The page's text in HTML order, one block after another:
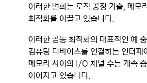
이러한 변화는 로직 공정 기술, 메모
최적화를 이끌고 있습니다.
이러한 공동 최적화의 대표적인 예
컴퓨팅 디바이스를 연결하는 인터
메모리 사이의 I/O 채널 수는 계속
이어지고 있습니다.